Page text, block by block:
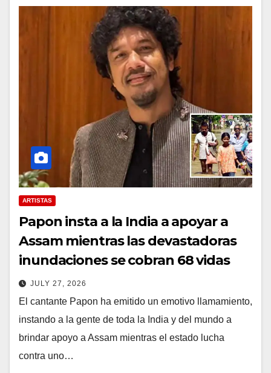
ARTISTAS
Papon insta a la India a apoyar a
Assam mientras las devastadoras
inundaciones se cobran 68 vidas
JULY 27, 2026
El cantante Papon ha emitido un emotivo llamamiento,
instando a la gente de toda la India y del mundo a
brindar apoyo a Assam mientras el estado lucha
contra uno…